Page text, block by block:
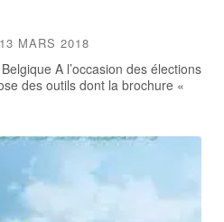
13 MARS 2018
A l’occasion des élections
des outils dont la brochure «